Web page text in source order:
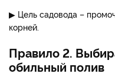
▶ Цель садовода –
корней.
Правило 2.
обильный полив